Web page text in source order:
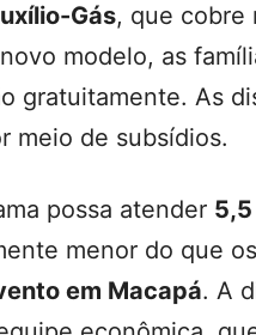
Gás, que cobre
modelo, as
gratuitamente. As
meio de subsídios.
possa atender
menor do que os
em Macapá. A